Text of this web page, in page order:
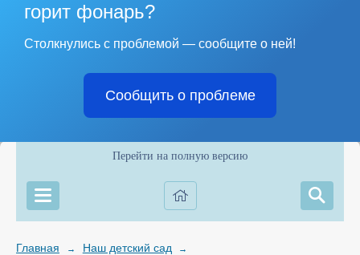
горит фонарь?
Столкнулись с проблемой — сообщите о ней!
Сообщить о проблеме
Перейти на полную версию
Главная → Наш детский сад →